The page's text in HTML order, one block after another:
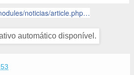
noticias/article.php…